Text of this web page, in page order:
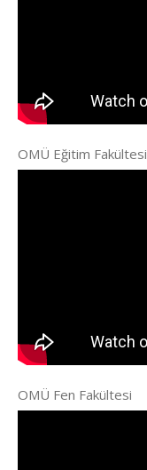
OMÜ Eğitim Fakültesi
OMÜ Fen Fakültesi